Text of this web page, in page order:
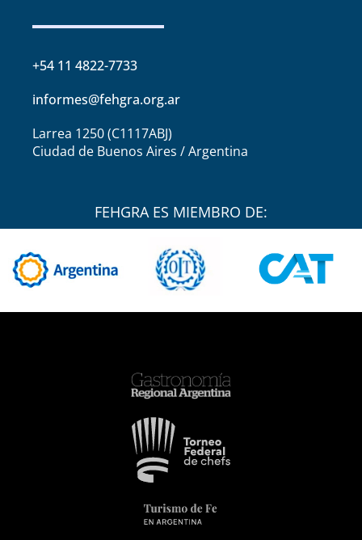
+54 11 4822-7733
informes@fehgra.org.ar
Larrea 1250 (C1117ABJ)
Ciudad de Buenos Aires / Argentina
FEHGRA ES MIEMBRO DE: